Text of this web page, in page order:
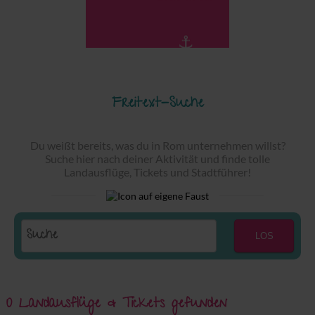
Freitext-Suche
Du weißt bereits, was du in Rom unternehmen willst?
Suche hier nach deiner Aktivität und finde tolle
Landausflüge, Tickets und Stadtführer!
LOS
0 Landausflüge & Tickets gefunden